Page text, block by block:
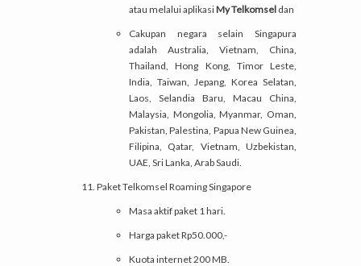
atau melalui aplikasiMy Telkomsel dan
Cakupan negara selain Singapura
adalah Australia, Vietnam, China,
Thailand, Hong Kong, Timor Leste,
India, Taiwan, Jepang, Korea Selatan,
Laos, Selandia Baru, Macau China,
Malaysia, Mongolia, Myanmar, Oman,
Pakistan, Palestina, Papua New Guinea,
Filipina, Qatar, Vietnam, Uzbekistan,
UAE, Sri Lanka, Arab Saudi.
Paket Telkomsel Roaming Singapore
Masa aktif paket 1 hari.
Harga paket Rp50.000,-
Kuota internet 200 MB.